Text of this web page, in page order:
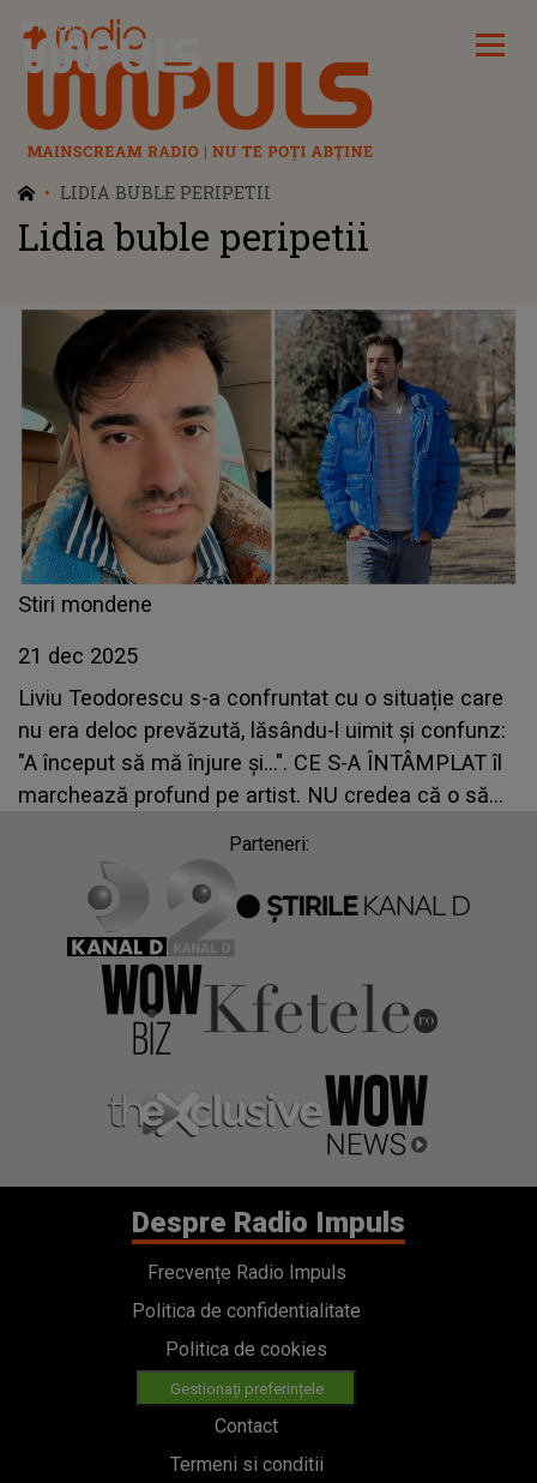
Radio Impuls
LIDIA BUBLE PERIPETII
Lidia buble peripetii
Stiri mondene
21 dec 2025
Liviu Teodorescu s-a confruntat cu o situație care
nu era deloc prevăzută, lăsându-l uimit și confunz:
"A început să mă înjure și...". CE S-A ÎNTÂMPLAT îl
marchează profund pe artist. NU credea că o să
Parteneri:
Despre Radio Impuls
Frecvențe Radio Impuls
Politica de confidentialitate
Politica de cookies
Gestionați preferințele
Contact
Termeni si conditii